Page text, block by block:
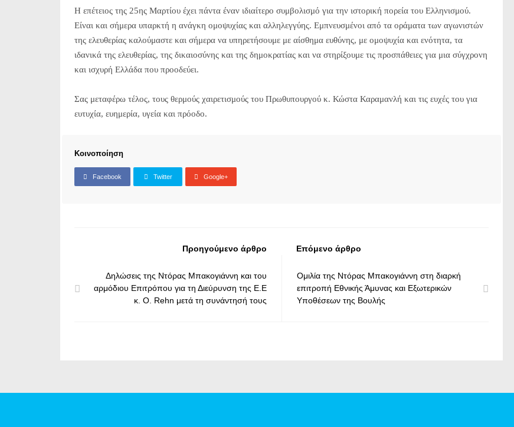
Η επέτειος της 25ης Μαρτίου έχει πάντα έναν ιδιαίτερο συμβολισμό για την ιστορική πορεία του Ελληνισμού.
Είναι και σήμερα υπαρκτή η ανάγκη ομοψυχίας και αλληλεγγύης. Εμπνευσμένοι από τα οράματα των αγωνιστών
της ελευθερίας καλούμαστε και σήμερα να υπηρετήσουμε με αίσθημα ευθύνης, με ομοψυχία και ενότητα, τα
ιδανικά της ελευθερίας, της δικαιοσύνης και της δημοκρατίας και να στηρίξουμε τις προσπάθειες για μια σύγχρονη
και ισχυρή Ελλάδα που προοδεύει.
Σας μεταφέρω τέλος, τους θερμούς χαιρετισμούς του Πρωθυπουργού κ. Κώστα Καραμανλή και τις ευχές του για
ευτυχία, ευημερία, υγεία και πρόοδο.
Κοινοποίηση
Facebook Twitter Google+
Προηγούμενο άρθρο
Δηλώσεις της Ντόρας Μπακογιάννη και του
αρμόδιου Επιτρόπου για τη Διεύρυνση της Ε.Ε
κ. Ο. Rehn μετά τη συνάντησή τους
Επόμενο άρθρο
Ομιλία της Ντόρας Μπακογιάννη στη διαρκή
επιτροπή Εθνικής Άμυνας και Εξωτερικών
Υποθέσεων της Βουλής